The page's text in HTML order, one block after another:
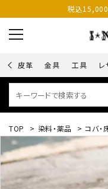
税込
皮革 金具 工具
TOP > 染料・薬品 > コバ・